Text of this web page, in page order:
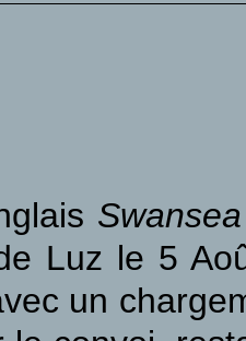
Luz le 5
un